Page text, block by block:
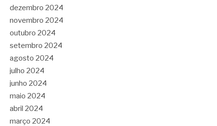
dezembro 2024
novembro 2024
outubro 2024
setembro 2024
agosto 2024
julho 2024
junho 2024
maio 2024
abril 2024
março 2024